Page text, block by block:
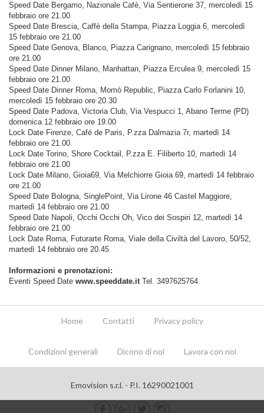
Speed Date Bergamo, Nazionale Cafè, Via Sentierone 37, mercoledì 15
febbraio ore 21.00
Speed Date Brescia, Caffè della Stampa, Piazza Loggia 6, mercoledì
15 febbraio ore 21.00
Speed Date Genova, Blanco, Piazza Carignano, mercoledì 15 febbraio
ore 21.00
Speed Date Dinner Milano, Manhattan, Piazza Erculea 9, mercoledì 15
febbraio ore 21.00
Speed Date Dinner Roma, Momò Republic, Piazza Carlo Forlanini 10,
mercoledì 15 febbraio ore 20.30
Speed Date Padova, Victoria Club, Via Vespucci 1, Abano Terme (PD)
domenica 12 febbraio ore 19.00
Lock Date Firenze, Café de Paris, P.zza Dalmazia 7r, martedì 14
febbraio ore 21.00
Lock Date Torino, Shore Cocktail, P.zza E. Filiberto 10, martedì 14
febbraio ore 21.00
Lock Date Milano, Gioia69, Via Melchiorre Gioia 69, martedì 14 febbraio
ore 21.00
Speed Date Bologna, SinglePoint, Via Lirone 46 Castel Maggiore,
martedì 14 febbraio ore 21.00
Speed Date Napoli, Occhi Occhi Oh, Vico dei Sospiri 12, martedì 14
febbraio ore 21.00
Lock Date Roma, Futurarte Roma, Viale della Civiltà del Lavoro, 50/52,
martedì 14 febbraio ore 20.45
Informazioni e prenotazioni:
Eventi Speed Date www.speeddate.itTel. 3497625764.
Home Contatti Privacy policy
Condizioni generali Dicono di noi Lavora con noi
Emovision s.r.l. - P.I. 16290021001